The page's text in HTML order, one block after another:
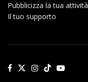
Pubblicizza la tua attività
Il tuo supporto